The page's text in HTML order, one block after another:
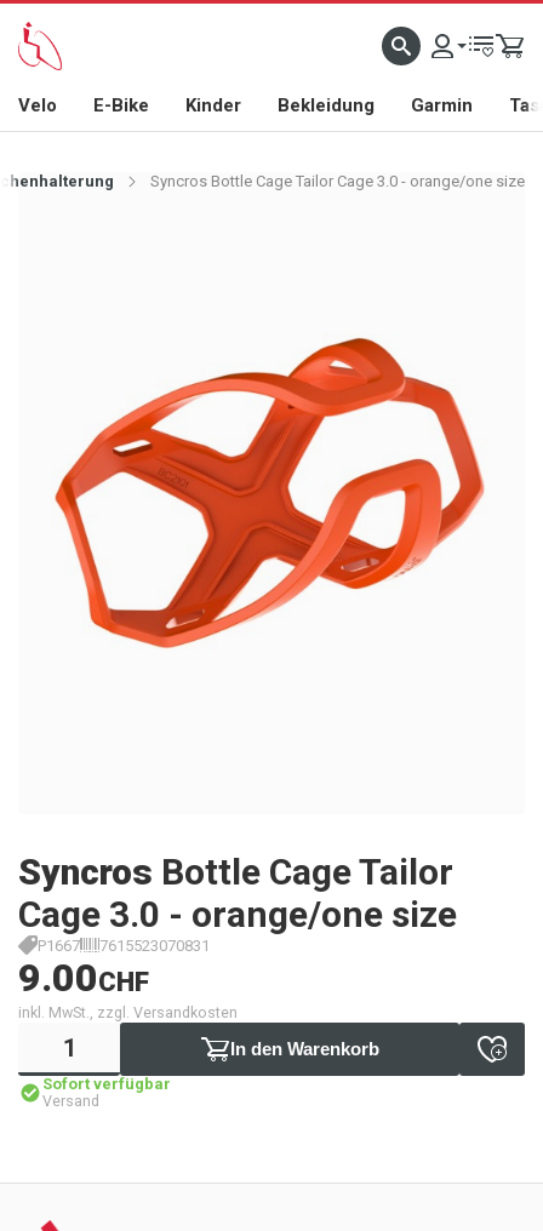
Velo E-Bike Kinder Bekleidung Garmin
Syncros Bottle Cage Tailor Cage 3.0 - orange/one size
Syncros Bottle Cage Tailor
Cage 3.0 - orange/one size
P1667 7615523070831
9.00CHF
inkl. MwSt., zzgl. Versandkosten
In den Warenkorb
Sofort verfügbar
Versand